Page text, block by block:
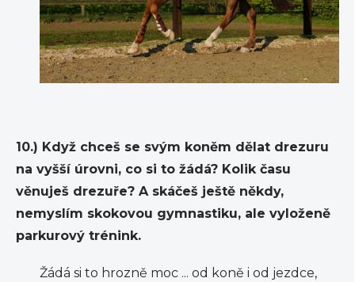
10.) Když chceš se svým koněm dělat drezuru
na vyšší úrovni, co si to žádá? Kolik času
věnuješ drezuře? A skáčeš ještě někdy,
nemyslím skokovou gymnastiku, ale vyloženě
parkurový trénink.
Žádá si to hrozně moc ... od koně i od jezdce,